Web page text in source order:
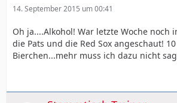
14. September 2015 um 00:41
Oh ja....Alkohol! War letzte Woche noch
die Pats und die Red Sox angeschaut!
Bierchen...mehr muss ich dazu nicht